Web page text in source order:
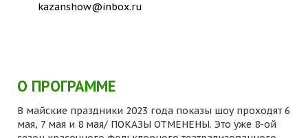
kazanshow@inbox.ru
О ПРОГРАММЕ
В майские праздники 2023 года показы шоу проходят 6
мая, 7 мая и 8 мая/ ПОКАЗЫ ОТМЕНЕНЫ. Это уже 8-ой